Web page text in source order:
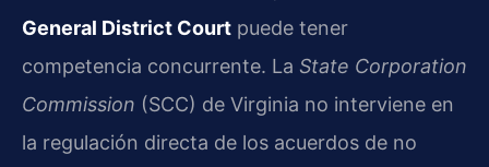
General District Court puede tener
competencia concurrente. La State Corporation
Commission (SCC) de Virginia no interviene en
la regulación directa de los acuerdos de no